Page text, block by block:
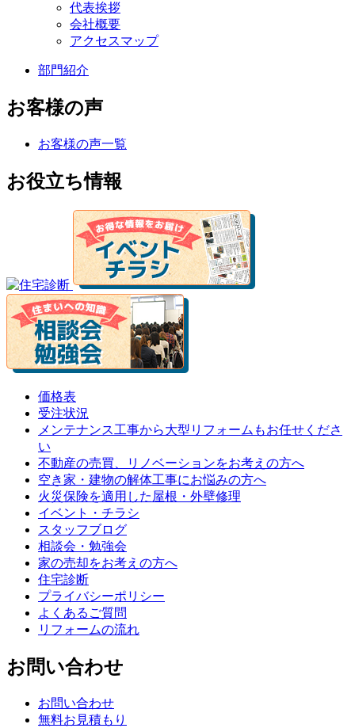
代表挨拶
会社概要
アクセスマップ
部門紹介
お客様の声
お客様の声一覧
お役立ち情報
価格表
受注状況
メンテナンス工事から大型リフォームもお任せくださ
い
不動産の売買、リノベーションをお考えの方へ
空き家・建物の解体工事にお悩みの方へ
火災保険を適用した屋根・外壁修理
イベント・チラシ
スタッフブログ
相談会・勉強会
家の売却をお考えの方へ
住宅診断
プライバシーポリシー
よくあるご質問
リフォームの流れ
お問い合わせ
お問い合わせ
無料お見積もり